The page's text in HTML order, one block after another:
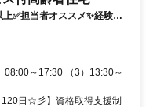
✅️担当者オススメ✨経験者
08:00～17:30 （3）13:30～
120日☆彡】資格取得支援制